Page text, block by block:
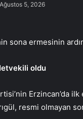
Ağustos 5, 2026
sona ermesinin
oldu
Erzincan’da
resmi olmayan